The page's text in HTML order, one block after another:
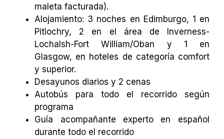
maleta facturada).
Alojamiento: 3 noches en Edimburgo, 1 en
Pitlochry, 2 en el área de Inverness-
Lochalsh-Fort William/Oban y 1 en
Glasgow, en hoteles de categoría comfort
y superior.
Desayunos diarios y 2 cenas
Autobús para todo el recorrido según
programa
Guía acompañante experto en español
durante todo el recorrido